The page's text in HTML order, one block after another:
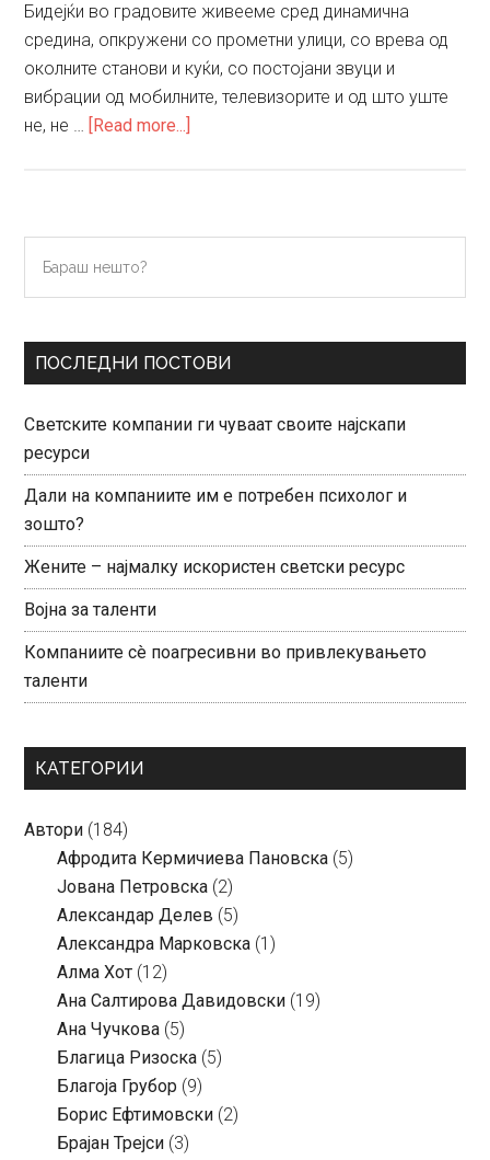
Бидејќи во градовите живееме сред динамична
средина, опкружени со прометни улици, со врева од
околните станови и куќи, со постојани звуци и
вибрации од мобилните, телевизорите и од што уште
не, не … [Read more...]
на
битие
Primary
Sidebar
нешто?
ПОСЛЕДНИ ПОСТОВИ
Светските компании ги чуваат своите најскапи
ресурси
Дали на компаниите им е потребен психолог и
зошто?
Жените – најмалку искористен светски ресурс
Војна за таленти
Компаниите сè поагресивни во привлекувањето
таленти
КАТЕГОРИИ
Автори (184)
Aфродита Кермичиева Пановска (5)
Јована Петровска (2)
Александар Делев (5)
Александра Марковска (1)
Алма Хот (12)
Ана Салтирова Давидовски (19)
Ана Чучкова (5)
Благица Ризоска (5)
Благоја Грубор (9)
Борис Ефтимовски (2)
Брајан Трејси (3)